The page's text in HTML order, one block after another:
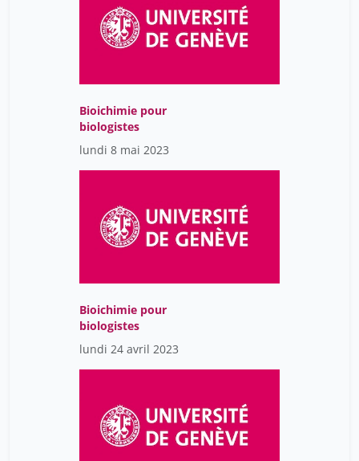
Bioichimie pour
biologistes
lundi 8 mai 2023
Bioichimie pour
biologistes
lundi 24 avril 2023